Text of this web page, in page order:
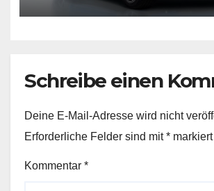
Schreibe einen
Deine E-Mail-Adresse wird nicht
Erforderliche Felder sind mit* markiert
Kommentar *